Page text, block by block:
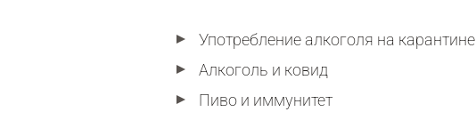
Употребление алкоголя на карантине
Алкоголь и ковид
Пиво и иммунитет